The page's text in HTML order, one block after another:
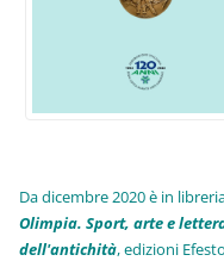
Da dicembre 2020 è in
Olimpia. Sport, arte e
dell'antichità,edizioni